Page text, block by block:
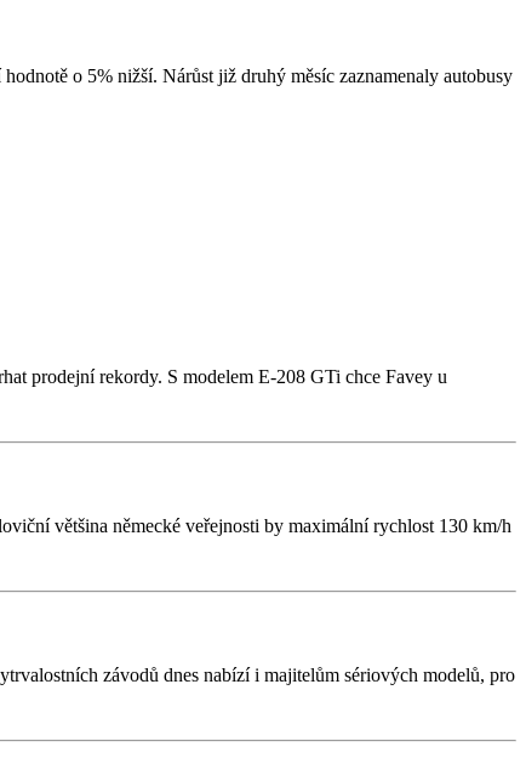
o 5% nižší. Nárůst již druhý měsíc zaznamenaly autobusy
prodejní rekordy. S modelem E-208 GTi chce Favey u
většina německé veřejnosti by maximální rychlost 130 km/h
závodů dnes nabízí i majitelům sériových modelů, pro